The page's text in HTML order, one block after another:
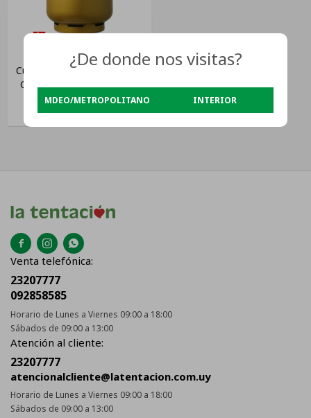
Cupón Canje Por Envase De
Garrafa Supergas De 13kg
$3.350
  
Venta telefónica:
23207777
092858585
Horario de Lunes a Viernes 09:00 a 18:00
Sábados de 09:00 a 13:00
Atención al cliente:
23207777
atencionalcliente@latentacion.com.uy
Horario de Lunes a Viernes 09:00 a 18:00
Sábados de 09:00 a 13:00
¿De donde nos visitas?
MDEO/METROPOLITANO INTERIOR